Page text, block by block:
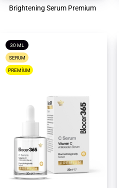
Brightening Serum Premium
30 ML
SERUM
PREMIUM